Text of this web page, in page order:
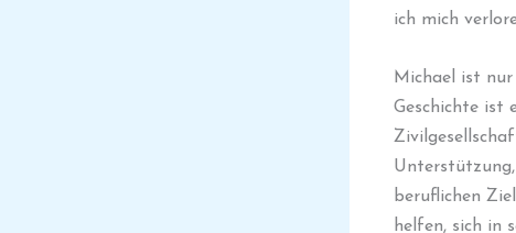
ich mich
Michael ist
Geschichte ist
beruflichen
helfen, sich in